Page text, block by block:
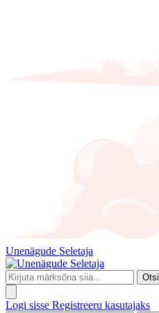
Unenägude Seletaja
Otsi
Logi sisse Registreeru kasutajaks